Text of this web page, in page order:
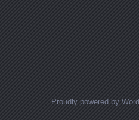
Proudly powered by